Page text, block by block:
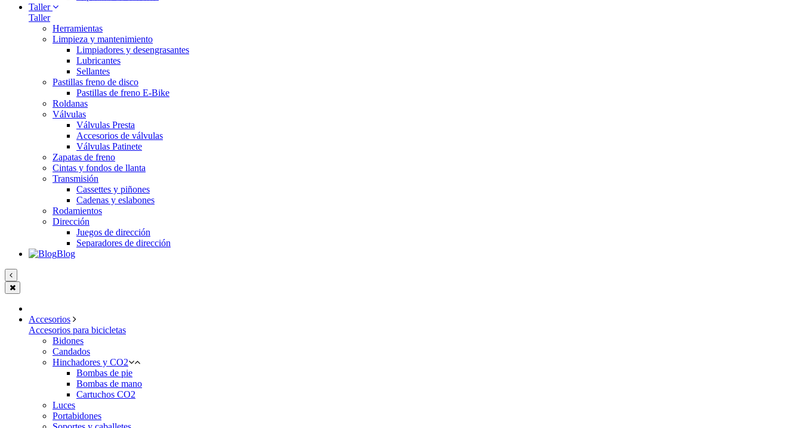
Taller
Taller
Herramientas
Limpieza y mantenimiento
Limpiadores y desengrasantes
Lubricantes
Sellantes
Pastillas freno de disco
Pastillas de freno E-Bike
Roldanas
Válvulas
Válvulas Presta
Accesorios de válvulas
Válvulas Patinete
Zapatas de freno
Cintas y fondos de llanta
Transmisión
Cassettes y piñones
Cadenas y eslabones
Rodamientos
Dirección
Juegos de dirección
Separadores de dirección
Blog
Accesorios
Accesorios para bicicletas
Bidones
Candados
Hinchadores y CO2
Bombas de pie
Bombas de mano
Cartuchos CO2
Luces
Portabidones